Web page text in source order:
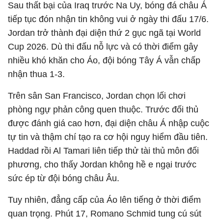
Sau thất bại của Iraq trước Na Uy, bóng đá châu Á
tiếp tục đón nhận tin không vui ở ngày thi đấu 17/6.
Jordan trở thành đại diện thứ 2 gục ngã tại World
Cup 2026. Dù thi đấu nỗ lực và có thời điểm gây
nhiều khó khăn cho Áo, đội bóng Tây Á vẫn chấp
nhận thua 1-3.
Trên sân San Francisco, Jordan chọn lối chơi
phòng ngự phản công quen thuộc. Trước đối thủ
được đánh giá cao hơn, đại diện châu Á nhập cuộc
tự tin và thậm chí tạo ra cơ hội nguy hiểm đầu tiên.
Haddad rồi Al Tamari liên tiếp thử tài thủ môn đối
phương, cho thấy Jordan không hề e ngại trước
sức ép từ đội bóng châu Âu.
Tuy nhiên, đẳng cấp của Áo lên tiếng ở thời điểm
quan trọng. Phút 17, Romano Schmid tung cú sút